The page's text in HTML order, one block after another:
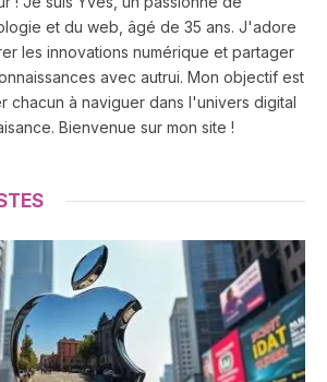
et du web, âgé de 35 ans. J'adore
les innovations numérique et partager
avec autrui. Mon objectif est
chacun à naviguer dans l'univers digital
Bienvenue sur mon site !